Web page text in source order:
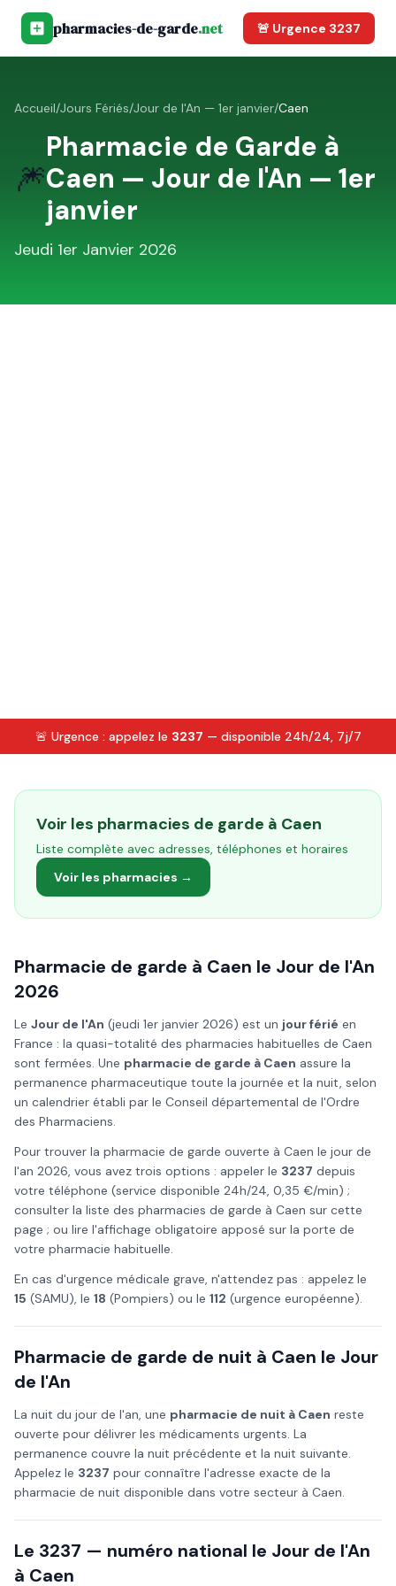
pharmacies-de-garde.net 🚨 Urgence 3237
Accueil/Jours Fériés/Jour de l'An — 1er janvier/Caen
🎆
Pharmacie de Garde à
Caen — Jour de l'An — 1er
janvier
Jeudi 1er Janvier 2026
🚨 Urgence : appelez le 3237 — disponible 24h/24, 7j/7
Voir les pharmacies de garde à Caen
Liste complète avec adresses, téléphones et horaires
Voir les pharmacies →
Pharmacie de garde à Caen le Jour de l'An
2026
Le Jour de l'An (jeudi 1er janvier 2026) est un jour férié en
France : la quasi-totalité des pharmacies habituelles de Caen
sont fermées. Une pharmacie de garde à Caen assure la
permanence pharmaceutique toute la journée et la nuit, selon
un calendrier établi par le Conseil départemental de l'Ordre
des Pharmaciens.
Pour trouver la pharmacie de garde ouverte à Caen le jour de
l'an 2026, vous avez trois options : appeler le 3237 depuis
votre téléphone (service disponible 24h/24, 0,35 €/min) ;
consulter la liste des pharmacies de garde à Caen sur cette
page ; ou lire l'affichage obligatoire apposé sur la porte de
votre pharmacie habituelle.
En cas d'urgence médicale grave, n'attendez pas : appelez le
15 (SAMU), le 18 (Pompiers) ou le 112 (urgence européenne).
Pharmacie de garde de nuit à Caen le Jour
de l'An
La nuit du jour de l'an, une pharmacie de nuit à Caen reste
ouverte pour délivrer les médicaments urgents. La
permanence couvre la nuit précédente et la nuit suivante.
Appelez le 3237 pour connaître l'adresse exacte de la
pharmacie de nuit disponible dans votre secteur à Caen.
Le 3237 — numéro national le Jour de l'An
à Caen